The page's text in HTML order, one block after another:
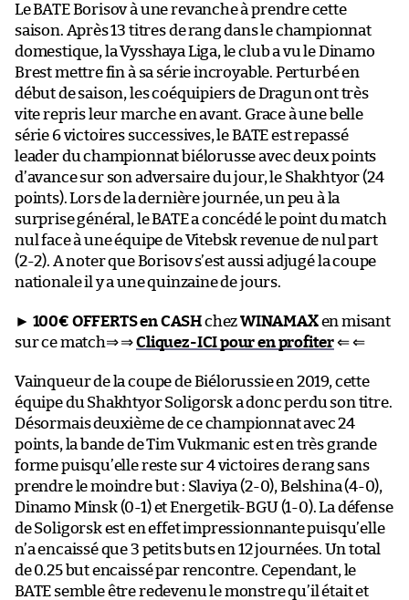
Le BATE Borisov à une revanche à prendre cette
saison. Après 13 titres de rang dans le championnat
domestique, la Vysshaya Liga, le club a vu le Dinamo
Brest mettre fin à sa série incroyable. Perturbé en
début de saison, les coéquipiers de Dragun ont très
vite repris leur marche en avant. Grace à une belle
série 6 victoires successives, le BATE est repassé
leader du championnat biélorusse avec deux points
d’avance sur son adversaire du jour, le Shakhtyor (24
points). Lors de la dernière journée, un peu à la
surprise général, le BATE a concédé le point du match
nul face à une équipe de Vitebsk revenue de nul part
(2-2). A noter que Borisov s’est aussi adjugé la coupe
nationale il y a une quinzaine de jours.
► 100€ OFFERTS en CASHchezWINAMAXen misant
sur ce match⇒ ⇒Cliquez-ICI pour en profiter⇐ ⇐
Vainqueur de la coupe de Biélorussie en 2019, cette
équipe du Shakhtyor Soligorsk a donc perdu son titre.
Désormais deuxième de ce championnat avec 24
points, la bande de Tim Vukmanic est en très grande
forme puisqu’elle reste sur 4 victoires de rang sans
prendre le moindre but : Slaviya (2-0), Belshina (4-0),
Dinamo Minsk (0-1) et Energetik-BGU (1-0). La défense
de Soligorsk est en effet impressionnante puisqu’elle
n’a encaissé que 3 petits buts en 12 journées. Un total
de 0.25 but encaissé par rencontre. Cependant, le
BATE semble être redevenu le monstre qu’il était et